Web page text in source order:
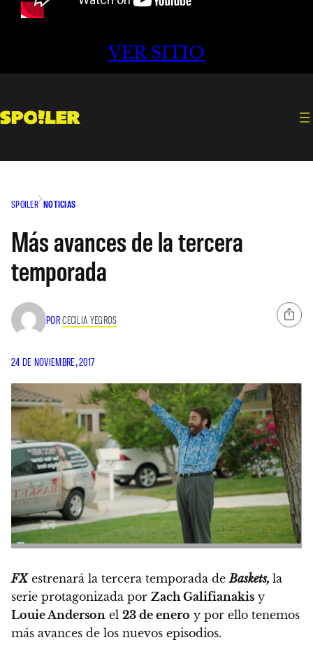
VER SITIO
SPOILER NOTICIAS
Más avances de la tercera
temporada
PORCECILIA YEGROS
24 DE NOVIEMBRE, 2017
FXestrenará la tercera temporada deBaskets, la
serie protagonizada por Zach Galifianakis y
Louie Anderson el 23 de enero y por ello tenemos
más avances de los nuevos episodios.